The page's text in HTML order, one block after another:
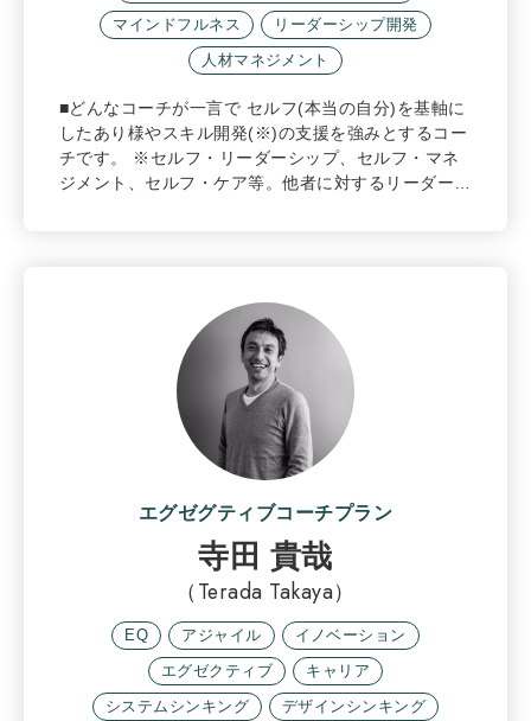
マインドフルネス
リーダーシップ開発
人材マネジメント
■どんなコーチが一言で セルフ(本当の自分)を基軸に
したあり様やスキル開発(※)の支援を強みとするコー
チです。 ※セルフ・リーダーシップ、セルフ・マネ
ジメント、セルフ・ケア等。他者に対するリーダー…
エグゼグティブコーチプラン
寺田 貴哉
（Terada Takaya）
EQ アジャイル
イノベーション
エグゼクティブ
キャリア
システムシンキング
デザインシンキング